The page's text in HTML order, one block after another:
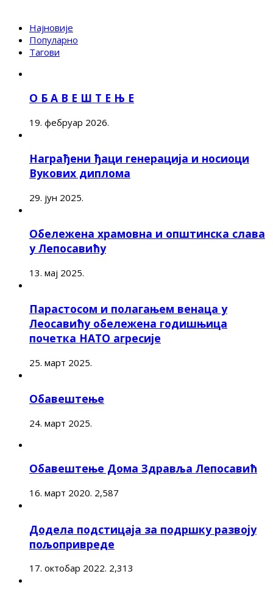
Најновије
Популарно
Тагови
О Б А В Е Ш Т Е Њ Е
19. фебруар 2026.
Награђени ђаци генерација и носиоци
Вукових диплома
29. јун 2025.
Обележена храмовна и општинска слава
у Лепосавићу
13. мај 2025.
Парастосом и полагањем венаца у
Леосавићу обележена годишњица
почетка НАТО агресије
25. март 2025.
Обавештење
24. март 2025.
Обавештење Дома Здравља Лепосавић
16. март 2020. 2,587
Додела подстицаја за подршку развоју
пољопривреде
17. октобар 2022. 2,313